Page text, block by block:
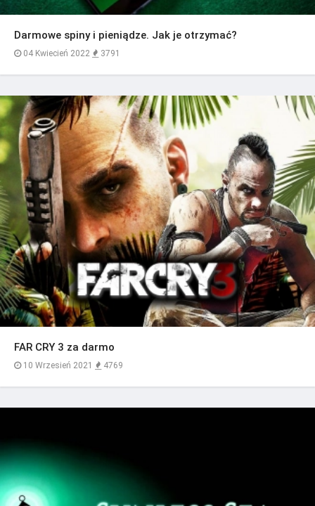
Darmowe spiny i pieniądze. Jak je otrzymać?
04 Kwiecień 2022 3791
FAR CRY 3 za darmo
10 Wrzesień 2021 4769